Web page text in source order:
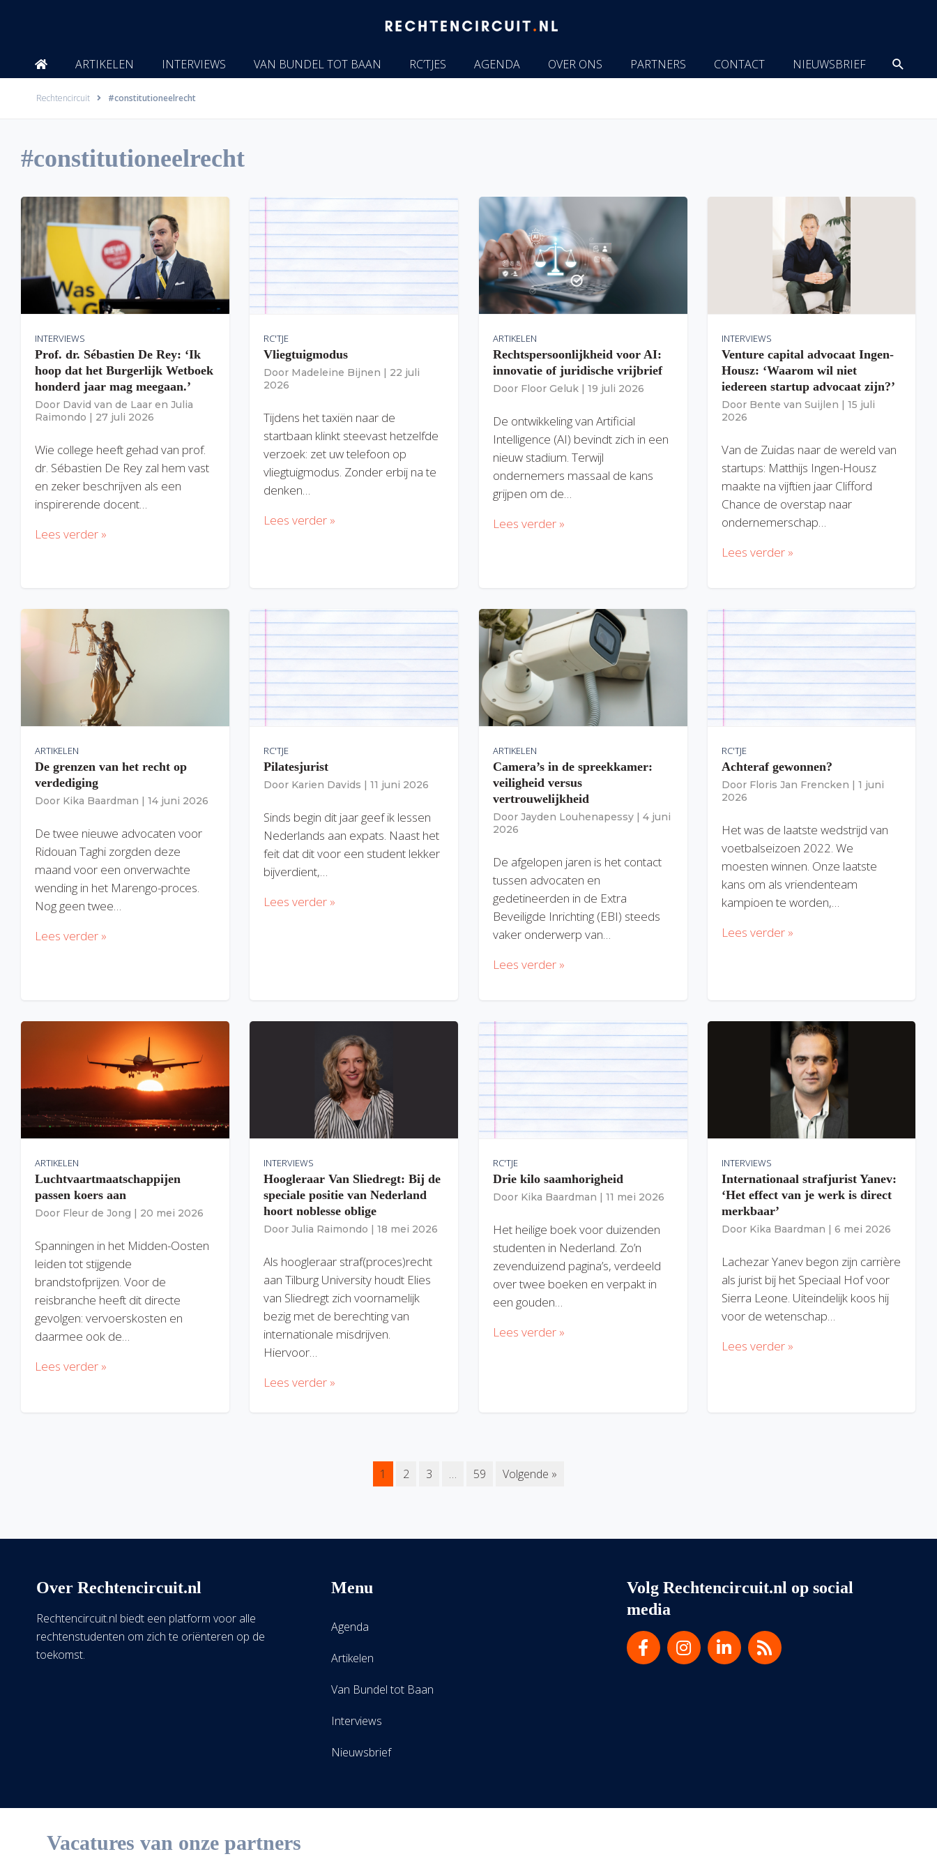
ARTIKELEN INTERVIEWS VAN BUNDEL TOT BAAN RC’TJES AGENDA OVER ONS PARTNERS CONTACT NIEUWSBRIEF
Rechtencircuit #constitutioneelrecht
#constitutioneelrecht
INTERVIEWS
Prof. dr. Sébastien De Rey: ‘Ik
hoop dat het Burgerlijk Wetboek
honderd jaar mag meegaan.’
Door David van de Laar en Julia
Raimondo | 27 juli 2026
Wie college heeft gehad van prof.
dr. Sébastien De Rey zal hem vast
en zeker beschrijven als een
inspirerende docent…
Lees verder »
RC'TJE
Vliegtuigmodus
Door Madeleine Bijnen | 22 juli
2026
Tijdens het taxiën naar de
startbaan klinkt steevast hetzelfde
verzoek: zet uw telefoon op
vliegtuigmodus. Zonder erbij na te
denken…
Lees verder »
ARTIKELEN
Rechtspersoonlijkheid voor AI:
innovatie of juridische vrijbrief
Door Floor Geluk | 19 juli 2026
De ontwikkeling van Artificial
Intelligence (AI) bevindt zich in een
nieuw stadium. Terwijl
ondernemers massaal de kans
grijpen om de…
Lees verder »
INTERVIEWS
Venture capital advocaat Ingen-
Housz: ‘Waarom wil niet
iedereen startup advocaat zijn?’
Door Bente van Suijlen | 15 juli
2026
Van de Zuidas naar de wereld van
startups: Matthijs Ingen-Housz
maakte na vijftien jaar Clifford
Chance de overstap naar
ondernemerschap…
Lees verder »
ARTIKELEN
De grenzen van het recht op
verdediging
Door Kika Baardman | 14 juni 2026
De twee nieuwe advocaten voor
Ridouan Taghi zorgden deze
maand voor een onverwachte
wending in het Marengo-proces.
Nog geen twee…
Lees verder »
RC'TJE
Pilatesjurist
Door Karien Davids | 11 juni 2026
Sinds begin dit jaar geef ik lessen
Nederlands aan expats. Naast het
feit dat dit voor een student lekker
bijverdient,…
Lees verder »
ARTIKELEN
Camera’s in de spreekkamer:
veiligheid versus
vertrouwelijkheid
Door Jayden Louhenapessy | 4 juni
2026
De afgelopen jaren is het contact
tussen advocaten en
gedetineerden in de Extra
Beveiligde Inrichting (EBI) steeds
vaker onderwerp van…
Lees verder »
RC'TJE
Achteraf gewonnen?
Door Floris Jan Frencken | 1 juni
2026
Het was de laatste wedstrijd van
voetbalseizoen 2022. We
moesten winnen. Onze laatste
kans om als vriendenteam
kampioen te worden,…
Lees verder »
ARTIKELEN
Luchtvaartmaatschappijen
passen koers aan
Door Fleur de Jong | 20 mei 2026
Spanningen in het Midden-Oosten
leiden tot stijgende
brandstofprijzen. Voor de
reisbranche heeft dit directe
gevolgen: vervoerskosten en
daarmee ook de…
Lees verder »
INTERVIEWS
Hoogleraar Van Sliedregt: Bij de
speciale positie van Nederland
hoort noblesse oblige
Door Julia Raimondo | 18 mei 2026
Als hoogleraar straf(proces)recht
aan Tilburg University houdt Elies
van Sliedregt zich voornamelijk
bezig met de berechting van
internationale misdrijven.
Hiervoor…
Lees verder »
RC'TJE
Drie kilo saamhorigheid
Door Kika Baardman | 11 mei 2026
Het heilige boek voor duizenden
studenten in Nederland. Zo’n
zevenduizend pagina’s, verdeeld
over twee boeken en verpakt in
een gouden…
Lees verder »
INTERVIEWS
Internationaal strafjurist Yanev:
‘Het effect van je werk is direct
merkbaar’
Door Kika Baardman | 6 mei 2026
Lachezar Yanev begon zijn carrière
als jurist bij het Speciaal Hof voor
Sierra Leone. Uiteindelijk koos hij
voor de wetenschap…
Lees verder »
1 2 3 … 59 Volgende »
Over Rechtencircuit.nl
Rechtencircuit.nl biedt een platform voor alle
rechtenstudenten om zich te oriënteren op de
toekomst.
Menu
Agenda
Artikelen
Van Bundel tot Baan
Interviews
Nieuwsbrief
Volg Rechtencircuit.nl op social
media
Vacatures van onze partners